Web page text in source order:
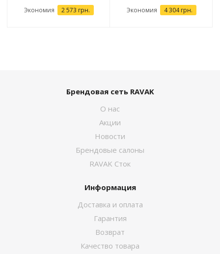
Экономия 2 573 грн. Экономия 4 304 грн.
Брендовая сеть RAVAK
О нас
Акции
Новости
Брендовые салоны
RAVAK Сток
Информация
Доставка и оплата
Гарантия
Возврат
Качество товара